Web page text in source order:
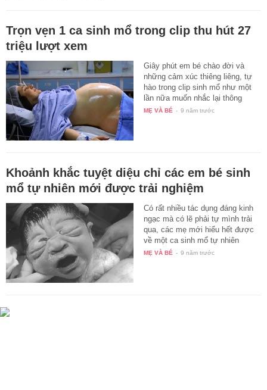
Trọn vẹn 1 ca sinh mổ trong clip thu hút 27
triệu lượt xem
Giây phút em bé chào đời và
những cảm xúc thiêng liêng, tự
hào trong clip sinh mổ như một
lần nữa muốn nhắc lại thông
điệp…
MẸ VÀ BÉ - 9 năm trước
Khoảnh khắc tuyệt diệu chỉ các em bé sinh
mổ tự nhiên mới được trải nghiệm
Có rất nhiều tác dụng đáng kinh
ngạc mà có lẽ phải tự mình trải
qua, các mẹ mới hiểu hết được
về một ca sinh mổ tự nhiên
đang…
MẸ VÀ BÉ - 9 năm trước